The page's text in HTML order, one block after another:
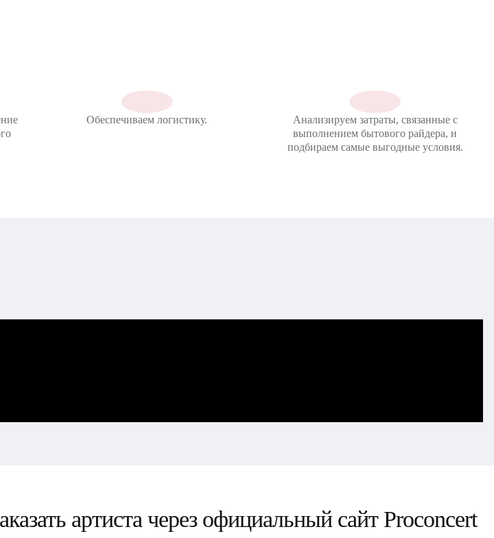
Обеспечиваем логистику.
Анализируем затраты, связанные с
выполнением бытового райдера, и
подбираем самые выгодные условия.
артиста через официальный сайт Proconcert